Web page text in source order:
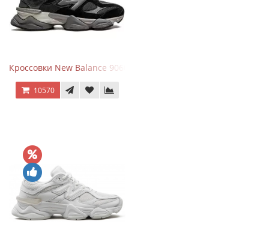
Кроссовки New Balance 9060 Black Castlerock
10570